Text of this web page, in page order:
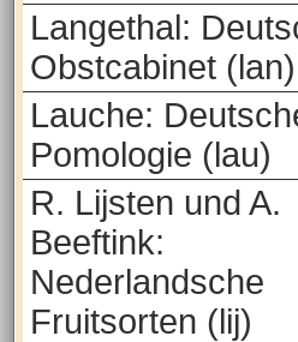
Langethal:
Obstcabinet (lan)
Lauche:
Pomologie (lau)
R. Lijsten und A.
Beeftink:
Nederlandsche
Fruitsorten (lij)